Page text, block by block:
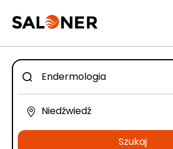
Szukaj